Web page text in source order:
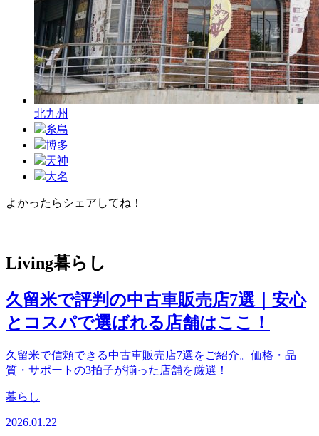
北九州
糸島
博多
天神
大名
よかったらシェアしてね！
Living暮らし
久留米で評判の中古車販売店7選｜安心
とコスパで選ばれる店舗はここ！
久留米で信頼できる中古車販売店7選をご紹介。価格・品
質・サポートの3拍子が揃った店舗を厳選！
暮らし
2026.01.22